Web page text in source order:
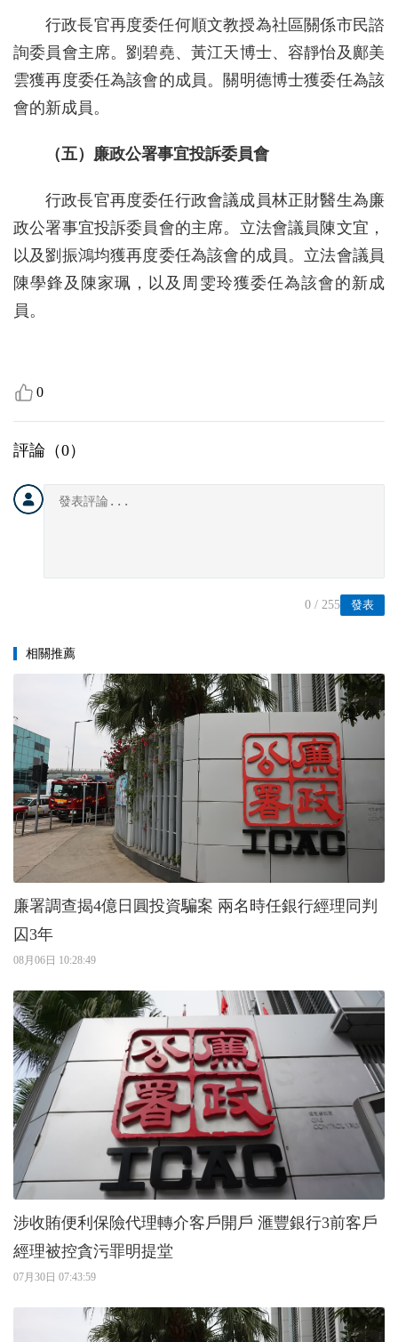
行政長官再度委任何順文教授為社區關係市民諮
詢委員會主席。劉碧堯、黃江天博士、容靜怡及鄺美
雲獲再度委任為該會的成員。關明德博士獲委任為該
會的新成員。
（五）廉政公署事宜投訴委員會
行政長官再度委任行政會議成員林正財醫生為廉
政公署事宜投訴委員會的主席。立法會議員陳文宜，
以及劉振鴻均獲再度委任為該會的成員。立法會議員
陳學鋒及陳家珮，以及周雯玲獲委任為該會的新成
員。
0
評論（0）
發表
0 / 255
相關推薦
廉署調查揭4億日圓投資騙案 兩名時任銀行經理同判
囚3年
08月06日 10:28:49
涉收賄便利保險代理轉介客戶開戶 滙豐銀行3前客戶
經理被控貪污罪明提堂
07月30日 07:43:59